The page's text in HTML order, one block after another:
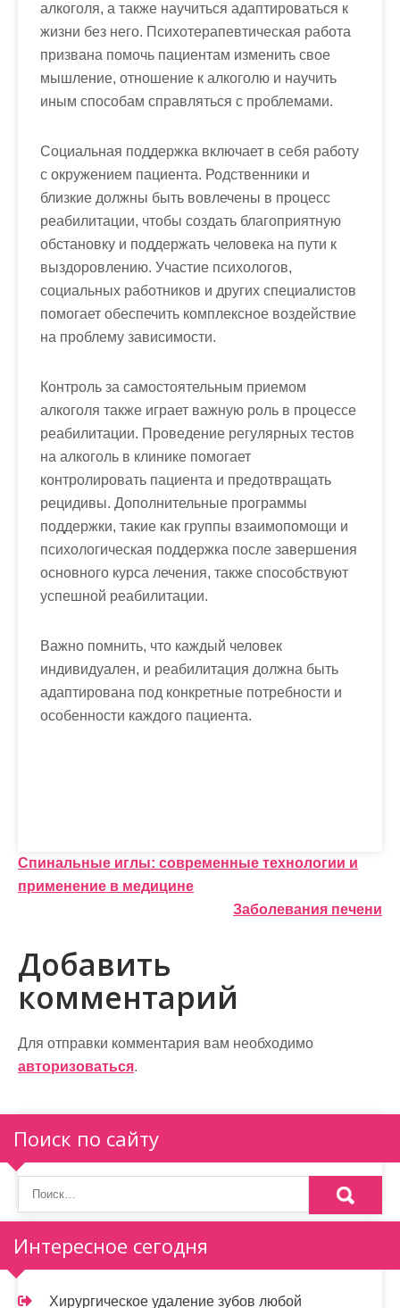
алкоголя, а также научиться адаптироваться к
жизни без него. Психотерапевтическая работа
призвана помочь пациентам изменить свое
мышление, отношение к алкоголю и научить
иным способам справляться с проблемами.
Социальная поддержка включает в себя работу
с окружением пациента. Родственники и
близкие должны быть вовлечены в процесс
реабилитации, чтобы создать благоприятную
обстановку и поддержать человека на пути к
выздоровлению. Участие психологов,
социальных работников и других специалистов
помогает обеспечить комплексное воздействие
на проблему зависимости.
Контроль за самостоятельным приемом
алкоголя также играет важную роль в процессе
реабилитации. Проведение регулярных тестов
на алкоголь в клинике помогает
контролировать пациента и предотвращать
рецидивы. Дополнительные программы
поддержки, такие как группы взаимопомощи и
психологическая поддержка после завершения
основного курса лечения, также способствуют
успешной реабилитации.
Важно помнить, что каждый человек
индивидуален, и реабилитация должна быть
адаптирована под конкретные потребности и
особенности каждого пациента.
Н
а
и
г
а
ц
я
п
о
з
а
п
Спинальные иглы: современные технологии и
применение в медицине
Заболевания печени
Добавить
комментарий
Для отправки комментария вам необходимо
авторизоваться.
Поиск по сайту
Интересное сегодня
Хирургическое удаление зубов любой